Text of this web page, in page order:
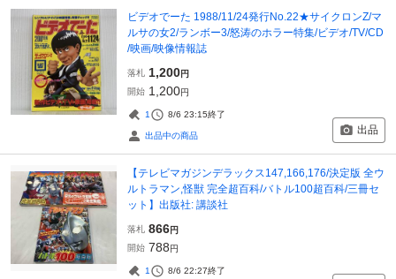
ビデオでーた 1988/11/24発行No.22★サイクロンZ/マ
ルサの女2/ランボー3/怒涛のホラー特集/ビデオ/TV/CD
/映画/映像情報誌
落札 1,200円
開始 1,200円
1 8/6 23:15終了
出品中の商品 出品
【テレビマガジンデラックス147,166,176/決定版 全ウ
ルトラマン,怪獣 完全超百科/バトル100超百科/三冊セ
ット】出版社: 講談社
落札 866円
開始 788円
1 8/6 22:27終了